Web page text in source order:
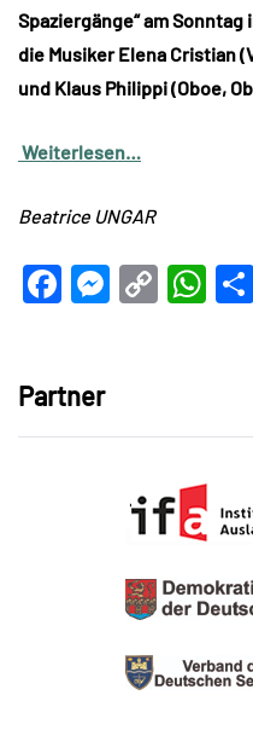
Spaziergänge“ am
die Musiker Elena Cristian
und Klaus Philippi (Oboe,
Weiterlesen…
Beatrice UNGAR
Facebook
Copy
Partner